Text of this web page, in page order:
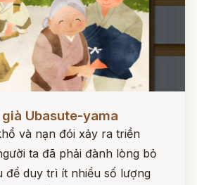
Ubasute-yama
và nạn đói xảy ra triền
ta đã phải đành lòng bỏ
để duy trì ít nhiều số lượng